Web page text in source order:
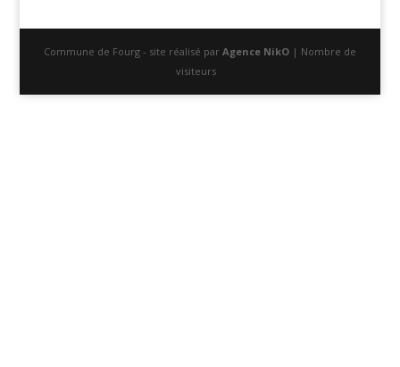
Commune de Fourg - site réalisé par Agence NikO| Nombre de
visiteurs